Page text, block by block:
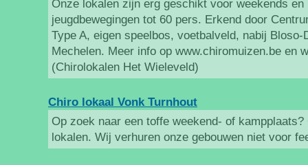
Onze lokalen zijn erg geschikt voor weekends en
jeugdbewegingen tot 60 pers. Erkend door
Type A, eigen speelbos, voetbalveld, nabij Bloso-
Mechelen. Meer info op www.chiromuizen.be en
(Chirolokalen Het Wieleveld)
Chiro lokaal Vonk Turnhout
Op zoek naar een toffe weekend- of
lokalen. Wij verhuren onze gebouwen niet voor